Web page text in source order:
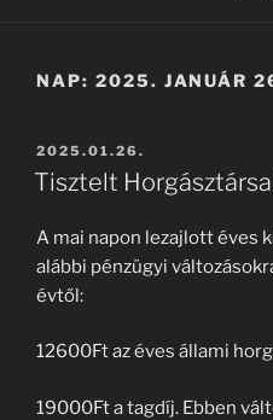
NAP: 2025. JANUÁR
BEKÜLDVE:
2025.01.26.
Tisztelt
A mai napon lezajlott éves
alábbi pénzügyi
évtől:
12600Ft az éves állami
19000Ft a tagdíj. Ebben